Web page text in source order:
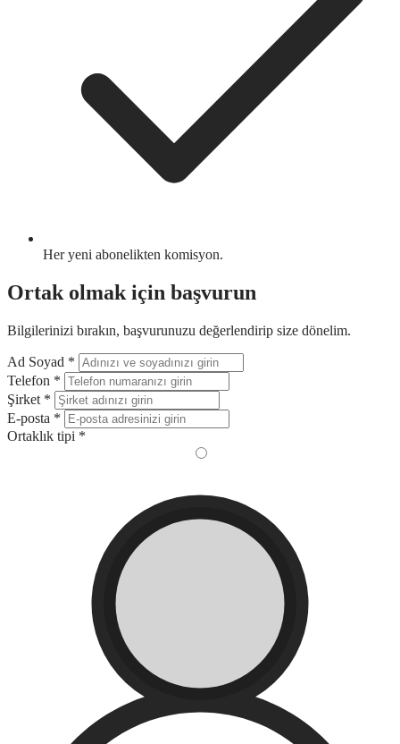
Her yeni abonelikten komisyon.
Ortak olmak için başvurun
Bilgilerinizi bırakın, başvurunuzu değerlendirip size dönelim.
Ad Soyad *
Telefon *
Şirket *
E-posta *
Ortaklık tipi *